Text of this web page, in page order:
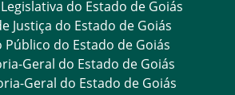
do Estado de Goiás
Justiça do Estado de Goiás
do Estado de Goiás
Geral do Estado de Goiás
Geral do Estado de Goiás